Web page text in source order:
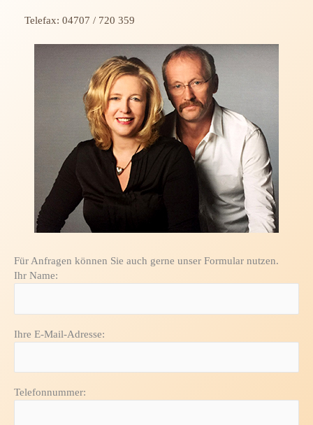
Telefax: 04707 / 720 359
Für Anfragen können Sie auch gerne unser Formular nutzen.
Ihr Name:
Ihre E-Mail-Adresse:
Telefonnummer: